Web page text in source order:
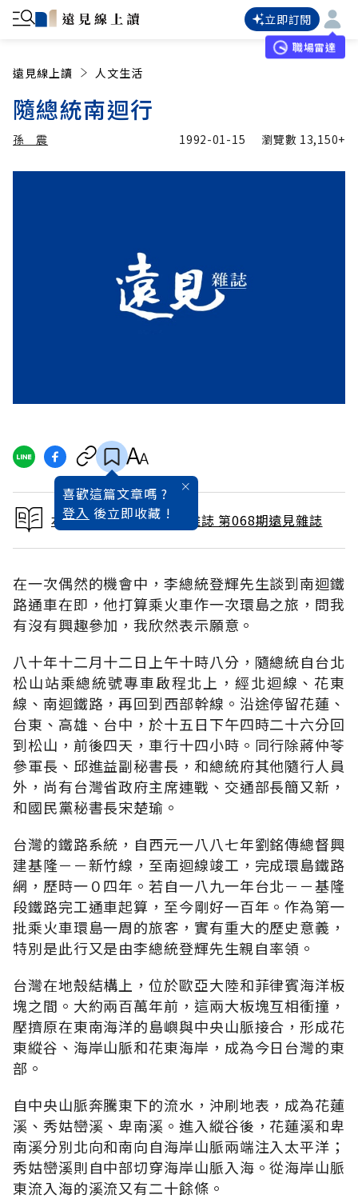
立即訂閱
職場雷達
遠見線上讀 人文生活
隨總統南迴行
孫 震 1992-01-15 瀏覽數 13,150+
喜歡這篇文章嗎 ?
登入 後立即收藏 !
本文出自 1992 / 2月號雜誌 第068期遠見雜誌
在一次偶然的機會中，李總統登輝先生談到南迴鐵
路通車在即，他打算乘火車作一次環島之旅，問我
有沒有興趣參加，我欣然表示願意。
八十年十二月十二日上午十時八分，隨總統自台北
松山站乘總統號專車啟程北上，經北迴線、花東
線、南迴鐵路，再回到西部幹線。沿途停留花蓮、
台東、高雄、台中，於十五日下午四時二十六分回
到松山，前後四天，車行十四小時。同行除蔣仲苓
參軍長、邱進益副秘書長，和總統府其他隨行人員
外，尚有台灣省政府主席連戰、交通部長簡又新，
和國民黨秘書長宋楚瑜。
台灣的鐵路系統，自西元一八八七年劉銘傳總督興
建基隆－－新竹線，至南迴線竣工，完成環島鐵路
網，歷時一０四年。若自一八九一年台北－－基隆
段鐵路完工通車起算，至今剛好一百年。作為第一
批乘火車環島一周的旅客，實有重大的歷史意義，
特別是此行又是由李總統登輝先生親自率領。
台灣在地殼結構上，位於歐亞大陸和菲律賓海洋板
塊之間。大約兩百萬年前，這兩大板塊互相衝撞，
壓擠原在東南海洋的島嶼與中央山脈接合，形成花
東縱谷、海岸山脈和花東海岸，成為今日台灣的東
部。
自中央山脈奔騰東下的流水，沖刷地表，成為花蓮
溪、秀姑巒溪、卑南溪。進入縱谷後，花蓮溪和卑
南溪分別北向和南向自海岸山脈兩端注入太平洋；
秀姑巒溪則自中部切穿海岸山脈入海。從海岸山脈
東流入海的溪流又有二十餘條。